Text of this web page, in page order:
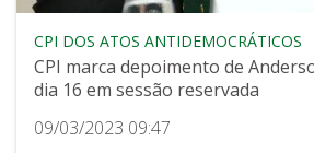
CPI DOS ATOS ANTIDEMOCRÁTICOS
CPI marca depoimento de
dia 16 em sessão reservada
09/03/2023 09:47